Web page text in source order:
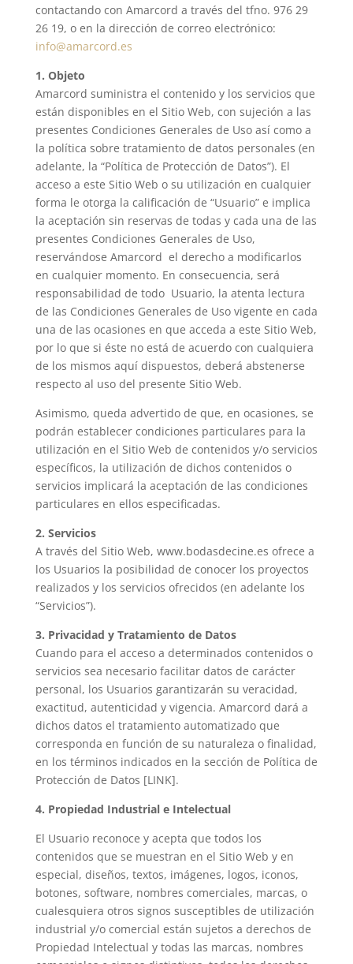
contactando con Amarcord a través del tfno. 976 29
26 19, o en la dirección de correo electrónico:
info@amarcord.es
1. Objeto
Amarcord suministra el contenido y los servicios que
están disponibles en el Sitio Web, con sujeción a las
presentes Condiciones Generales de Uso así como a
la política sobre tratamiento de datos personales (en
adelante, la “Política de Protección de Datos”). El
acceso a este Sitio Web o su utilización en cualquier
forma le otorga la calificación de “Usuario” e implica
la aceptación sin reservas de todas y cada una de las
presentes Condiciones Generales de Uso,
reservándose Amarcord el derecho a modificarlos
en cualquier momento. En consecuencia, será
responsabilidad de todo Usuario, la atenta lectura
de las Condiciones Generales de Uso vigente en cada
una de las ocasiones en que acceda a este Sitio Web,
por lo que si éste no está de acuerdo con cualquiera
de los mismos aquí dispuestos, deberá abstenerse
respecto al uso del presente Sitio Web.
Asimismo, queda advertido de que, en ocasiones, se
podrán establecer condiciones particulares para la
utilización en el Sitio Web de contenidos y/o servicios
específicos, la utilización de dichos contenidos o
servicios implicará la aceptación de las condiciones
particulares en ellos especificadas.
2. Servicios
A través del Sitio Web, www.bodasdecine.es ofrece a
los Usuarios la posibilidad de conocer los proyectos
realizados y los servicios ofrecidos (en adelante los
“Servicios”).
3. Privacidad y Tratamiento de Datos
Cuando para el acceso a determinados contenidos o
servicios sea necesario facilitar datos de carácter
personal, los Usuarios garantizarán su veracidad,
exactitud, autenticidad y vigencia. Amarcord dará a
dichos datos el tratamiento automatizado que
corresponda en función de su naturaleza o finalidad,
en los términos indicados en la sección de Política de
Protección de Datos [LINK].
4. Propiedad Industrial e Intelectual
El Usuario reconoce y acepta que todos los
contenidos que se muestran en el Sitio Web y en
especial, diseños, textos, imágenes, logos, iconos,
botones, software, nombres comerciales, marcas, o
cualesquiera otros signos susceptibles de utilización
industrial y/o comercial están sujetos a derechos de
Propiedad Intelectual y todas las marcas, nombres